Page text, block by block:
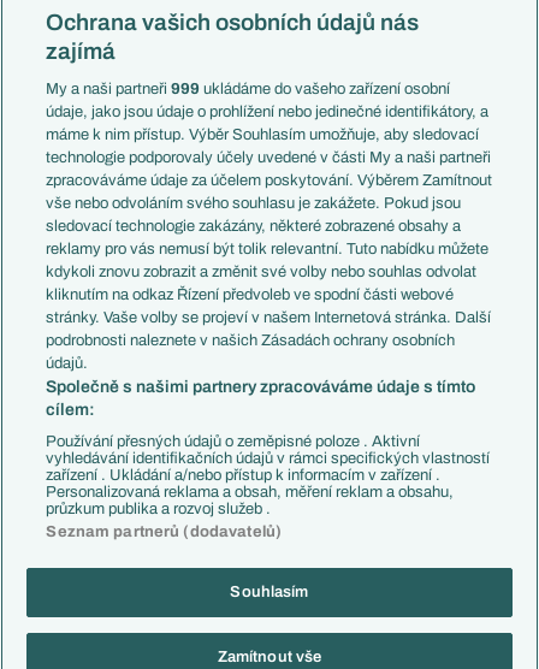
Mistrovství světa
Liga národů
Témata
Představení týmů MS
EuroSkauting
PL v kostce
Evropské koeficienty
Přestupy
Přestupové spekulace
Zranění
Kluby
Arsenal FC
Chelsea FC
Manchester United
AC Milán
Juventus FC
Bayern Mnichov
FC Barcelona
Real Madrid
Česko
Francie
Itálie
Německo
Španělsko
Argentina
Brazílie
Přestupy
Zápasy
Livescore
Tipovací soutěž
Copyright © 2001-2026 EuroFotbal.cz. Využíváme zpravodajství ČTK.
Informace o zpracování osobních údajů
Ochrana vašich osobních údajů nás
zajímá
My a naši partneři999 ukládáme do vašeho zařízení osobní
údaje, jako jsou údaje o prohlížení nebo jedinečné identifikátory, a
máme k nim přístup. Výběr Souhlasím umožňuje, aby sledovací
technologie podporovaly účely uvedené v části My a naši partneři
zpracováváme údaje za účelem poskytování. Výběrem Zamítnout
vše nebo odvoláním svého souhlasu je zakážete. Pokud jsou
sledovací technologie zakázány, některé zobrazené obsahy a
reklamy pro vás nemusí být tolik relevantní. Tuto nabídku můžete
kdykoli znovu zobrazit a změnit své volby nebo souhlas odvolat
kliknutím na odkaz Řízení předvoleb ve spodní části webové
stránky. Vaše volby se projeví v našem Internetová stránka. Další
podrobnosti naleznete v našich Zásadách ochrany osobních
údajů.
Společně s našimi partnery zpracováváme údaje s tímto
cílem:
Používání přesných údajů o zeměpisné poloze . Aktivní
vyhledávání identifikačních údajů v rámci specifických vlastností
zařízení . Ukládání a/nebo přístup k informacím v zařízení .
Personalizovaná reklama a obsah, měření reklam a obsahu,
průzkum publika a rozvoj služeb .
Seznam partnerů (dodavatelů)
Souhlasím
Zamítnout vše